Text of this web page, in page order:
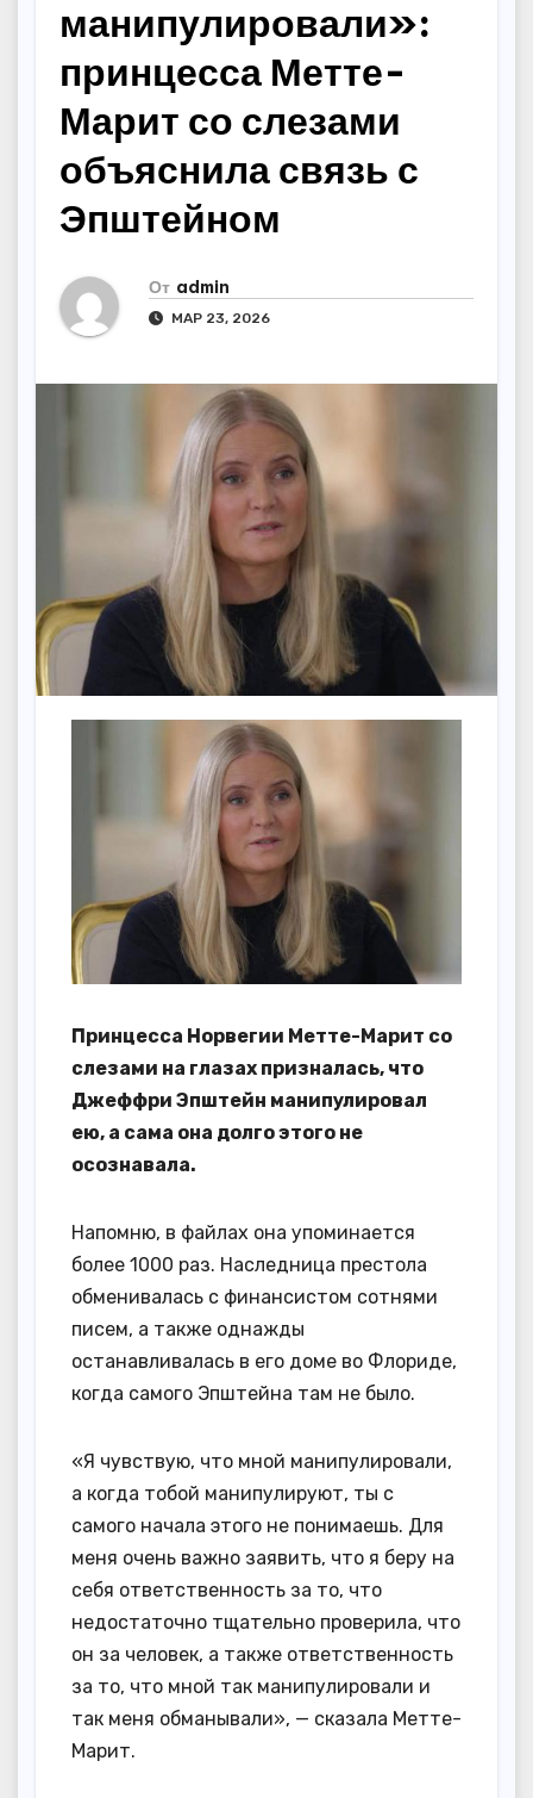
манипулировали»:
принцесса Метте-
Марит со слезами
объяснила связь с
Эпштейном
От admin
МАР 23, 2026
Принцесса Норвегии Метте-Марит со
слезами на глазах призналась, что
Джеффри Эпштейн манипулировал
ею, а сама она долго этого не
осознавала.
Напомню, в файлах она упоминается
более 1000 раз. Наследница престола
обменивалась с финансистом сотнями
писем, а также однажды
останавливалась в его доме во Флориде,
когда самого Эпштейна там не было.
«Я чувствую, что мной манипулировали,
а когда тобой манипулируют, ты с
самого начала этого не понимаешь. Для
меня очень важно заявить, что я беру на
себя ответственность за то, что
недостаточно тщательно проверила, что
он за человек, а также ответственность
за то, что мной так манипулировали и
так меня обманывали», — сказала Метте-
Марит.